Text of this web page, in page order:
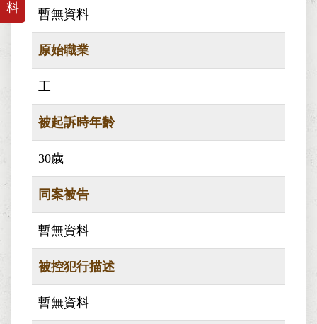
料
暫無資料
原始職業
工
被起訴時年齡
30歲
同案被告
暫無資料
被控犯行描述
暫無資料